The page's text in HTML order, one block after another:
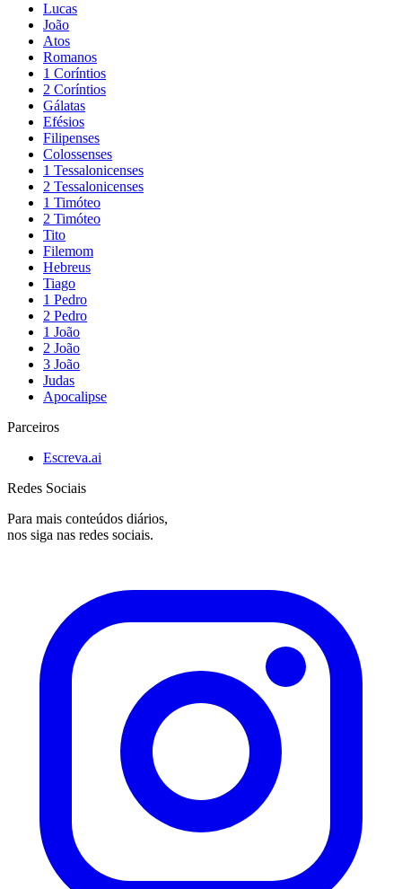
Lucas
João
Atos
Romanos
1 Coríntios
2 Coríntios
Gálatas
Efésios
Filipenses
Colossenses
1 Tessalonicenses
2 Tessalonicenses
1 Timóteo
2 Timóteo
Tito
Filemom
Hebreus
Tiago
1 Pedro
2 Pedro
1 João
2 João
3 João
Judas
Apocalipse
Parceiros
Escreva.ai
Redes Sociais
Para mais conteúdos diários,
nos siga nas redes sociais.